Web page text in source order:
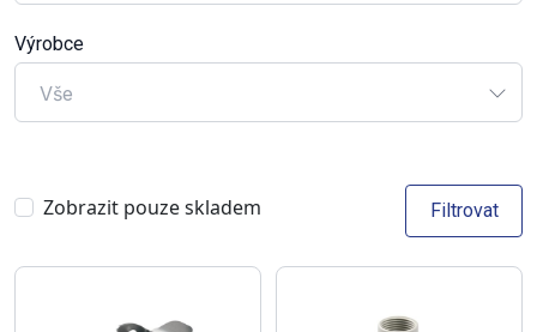
Výrobce
Vše
Zobrazit pouze skladem Filtrovat